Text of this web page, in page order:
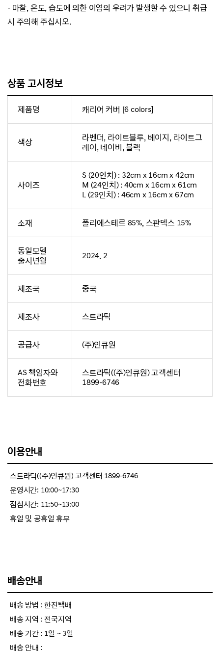
- 마찰, 온도, 습도에 의한 이염의 우려가 발생할 수 있으니 취급
시 주의해 주십시오.
상품 고시정보
제품명 캐리어 커버 [6 colors]
색상
라벤더, 라이트블루, 베이지, 라이트그
레이, 네이비, 블랙
사이즈
S (20인치) : 32cm x 16cm x 42cm
M (24인치) : 40cm x 16cm x 61cm
L (29인치) : 46cm x 16cm x 67cm
소재 폴리에스테르 85%, 스판덱스 15%
동일모델
출시년월
2024. 2
제조국 중국
제조사 스트라틱
공급사 (주)인큐원
AS 책임자와
전화번호
스트라틱((주)인큐원) 고객센터
1899-6746
이용안내
스트라틱((주)인큐원) 고객센터 1899-6746
운영시간: 10:00~17:30
점심시간: 11:50~13:00
휴일 및 공휴일 휴무
배송안내
배송 방법 : 한진택배
배송 지역 : 전국지역
배송 기간 : 1일 ~ 3일
배송 안내 :